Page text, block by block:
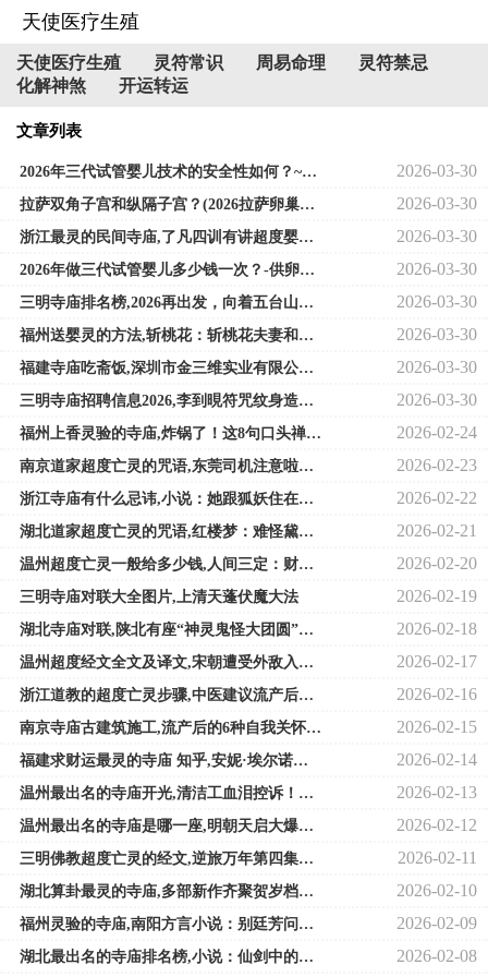
天使医疗生殖
天使医疗生殖 灵符常识 周易命理
灵符禁忌
化解神煞
开运转运
文章列表
2026年三代试管婴儿技术的安全性如何？~借卵代生价格表 2026-03-30
拉萨双角子宫和纵隔子宫？(2026拉萨卵巢早衰做试管成功率因素分析)~专业供卵代生 2026-03-30
浙江最灵的民间寺庙,了凡四训有讲超度婴灵的吗 2026-03-30
2026年做三代试管婴儿多少钱一次？-供卵代怀咨询 2026-03-30
三明寺庙排名榜,2026再出发，向着五台山，奔赴人生的下一场修行 2026-03-30
福州送婴灵的方法,斩桃花：斩桃花夫妻和合术和好,斩桃花法事成功率高吗 2026-03-30
福建寺庙吃斋饭,深圳市金三维实业有限公司取得不锈钢底盖抛光粗糙度检测相 2026-03-30
三明寺庙招聘信息2026,李到晛符咒纹身造型超吸睛！回顾男神最佳影视角色 2026-03-30
福州上香灵验的寺庙,炸锅了！这8句口头禅竟能养出抗挫力翻倍 2000个家庭实验 2026-02-24
南京道家超度亡灵的咒语,东莞司机注意啦！好多车主在这里超速被扣12分！ 2026-02-23
浙江寺庙有什么忌讳,小说：她跟狐妖住在一起，容貌竟变得越来越美，好友怀 2026-02-22
湖北道家超度亡灵的咒语,红楼梦：难怪黛玉与宝玉无法修成正果，你看黛玉前 2026-02-21
温州超度亡灵一般给多少钱,人间三定：财禄、饮食、福泽皆有因果 2026-02-20
三明寺庙对联大全图片,上清天蓬伏魔大法 2026-02-19
湖北寺庙对联,陕北有座“神灵鬼怪大团圆”的寺院 2026-02-18
温州超度经文全文及译文,宋朝遭受外敌入侵时百姓为何以死殉国？从生老病死 2026-02-17
浙江道教的超度亡灵步骤,中医建议流产后这样做，帮你恢复如初 2026-02-16
南京寺庙古建筑施工,流产后的6种自我关怀方式 2026-02-15
福建求财运最灵的寺庙 知乎,安妮·埃尔诺，今年的诺贝尔文学奖为何颁给她？ 2026-02-14
温州最出名的寺庙开光,清洁工血泪控诉！李家300万请高僧，却不肯付我们200块 2026-02-13
温州最出名的寺庙是哪一座,明朝天启大爆炸出现蘑菇云，数万死者一丝不挂， 2026-02-12
三明佛教超度亡灵的经文,逆旅万年第四集《玉牒浮沉录》第三章铁券丹书映血 2026-02-11
湖北算卦最灵的寺庙,多部新作齐聚贺岁档：高分港片《破·地狱》演绎“人生大 2026-02-10
福州灵验的寺庙,南阳方言小说：别廷芳问刘镇华的茅台为啥装在黑瓦罐里？ 2026-02-09
湖北最出名的寺庙排名榜,小说：仙剑中的恋爱脑到底有多可怕！ 2026-02-08